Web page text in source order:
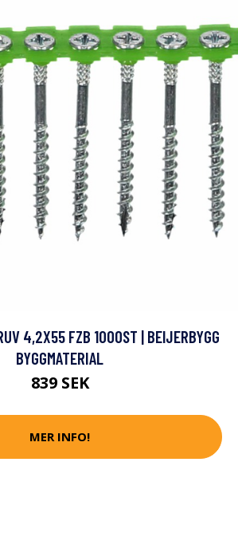
4,2X55 FZB 1000ST | BEIJERBYGG
BYGGMATERIAL
839 SEK
MER INFO!